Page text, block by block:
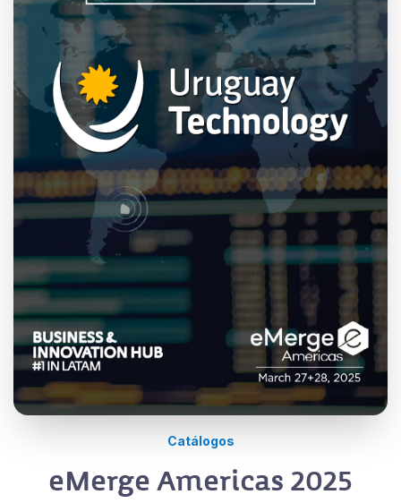
Catálogos
eMerge Americas 2025